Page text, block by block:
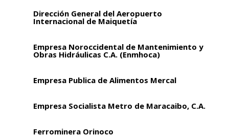
Dirección General del Aeropuerto
Internacional de Maiquetía
Empresa Noroccidental de Mantenimiento y
Obras Hidráulicas C.A. (Enmhoca)
Empresa Publica de Alimentos Mercal
Empresa Socialista Metro de Maracaibo, C.A.
Ferrominera Orinoco